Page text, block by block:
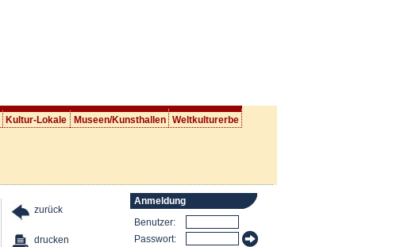
Kultur-Lokale Museen/Kunsthallen Weltkulturerbe
zurück
drucken
Anmeldung
Benutzer:
Passwort: